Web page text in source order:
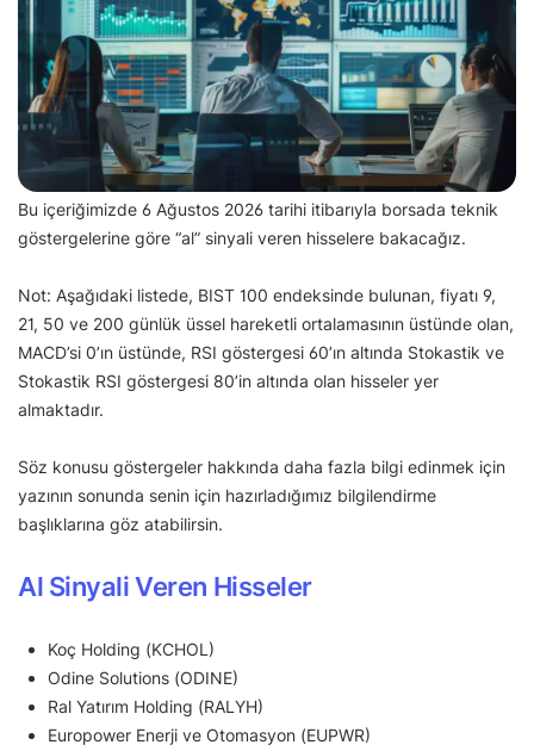
Bu içeriğimizde 6 Ağustos 2026 tarihi itibarıyla borsada teknik
göstergelerine göre “al” sinyali veren hisselere bakacağız.
Not: Aşağıdaki listede, BIST 100 endeksinde bulunan, fiyatı 9,
21, 50 ve 200 günlük üssel hareketli ortalamasının üstünde olan,
MACD’si 0’ın üstünde, RSI göstergesi 60’ın altında Stokastik ve
Stokastik RSI göstergesi 80’in altında olan hisseler yer
almaktadır.
Söz konusu göstergeler hakkında daha fazla bilgi edinmek için
yazının sonunda senin için hazırladığımız bilgilendirme
başlıklarına göz atabilirsin.
Al Sinyali Veren Hisseler
Koç Holding (KCHOL)
Odine Solutions (ODINE)
Ral Yatırım Holding (RALYH)
Europower Enerji ve Otomasyon (EUPWR)